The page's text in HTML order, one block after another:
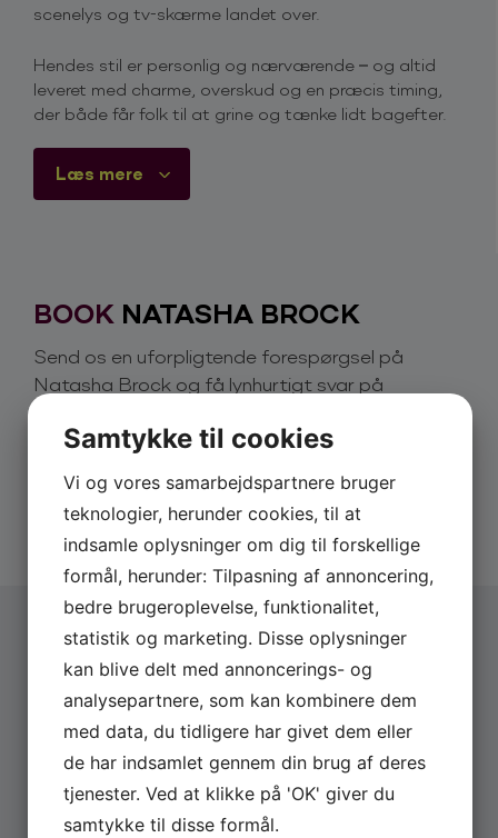
scenelys og tv-skærme landet over.
Hendes stil er personlig og nærværende – og altid
leveret med charme, overskud og en præcis timing,
der både får folk til at grine og tænke lidt bagefter.
Ønsker du at booke Natasha Brock til jeres næste
Du er også velkommen til at kontakte os på
priser og ledighed.
Natasha Brock har en særlig evne til at gøre det
publikum med ind i historier, man kan spejle sig i –
uanset om det handler om ungdom, kvindeliv, pinlige
situationer eller mærkelige tanker midt om natten.
Hun er både finurlig og ærlig, og så er hun virkelig
god til at bygge bro mellem underholdning og
refleksion.
Natasha passer perfekt til både firmaevents, scener
med kant og arrangementer, hvor man ønsker en
intelligent, humoristisk og original stemme på
plakaten.
Natasha Brock, er det ikke hende fra
fra … ?
Læs mere
BOOK NATASHA BROCK
Send os en uforpligtende forespørgsel på
Natasha Brock og få lynhurtigt svar på
Derfor skal du booke via os:
Hurtigt svar på forespørgsler
20 års erfaring med booking
Altid uforpligtende forespørgsel
Vælg arrangementstype *
Firma
Privat
Firmanavn
Samtykke til cookies
Vi og vores samarbejdspartnere bruger
teknologier, herunder cookies, til at
indsamle oplysninger om dig til forskellige
formål, herunder: Tilpasning af annoncering,
bedre brugeroplevelse, funktionalitet,
statistik og marketing. Disse oplysninger
kan blive delt med annoncerings- og
analysepartnere, som kan kombinere dem
med data, du tidligere har givet dem eller
de har indsamlet gennem din brug af deres
tjenester. Ved at klikke på 'OK' giver du
samtykke til disse formål.